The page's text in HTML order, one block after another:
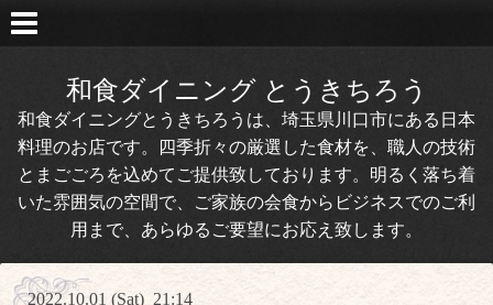
和食ダイニング とうきちろう
和食ダイニングとうきちろうは、埼玉県川口市にある日本
料理のお店です。四季折々の厳選した食材を、職人の技術
とまごごろを込めてご提供致しております。明るく落ち着
いた雰囲気の空間で、ご家族の会食からビジネスでのご利
用まで、あらゆるご要望にお応え致します。
2022.10.01 (Sat) 21:14